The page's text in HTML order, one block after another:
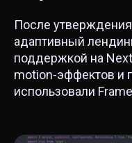
После
адаптивный
поддержкой на
motion-эффектов и
использовали